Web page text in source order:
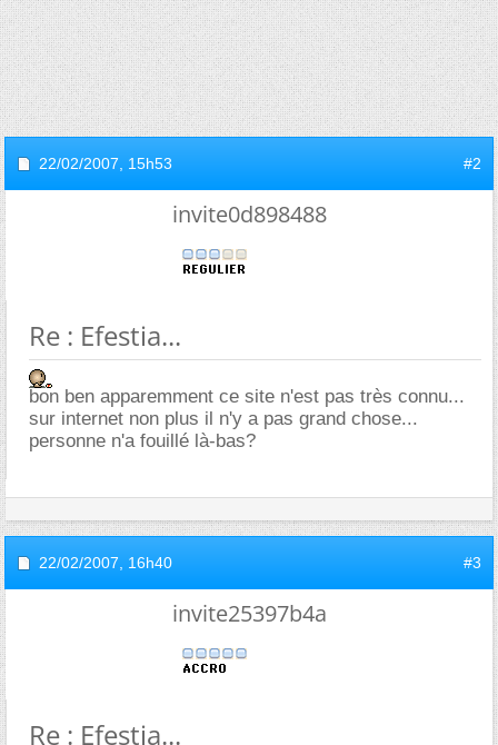
22/02/2007, 15h53 #2
invite0d898488
Re : Efestia...
bon ben apparemment ce site n'est pas très connu...
sur internet non plus il n'y a pas grand chose...
personne n'a fouillé là-bas?
22/02/2007, 16h40 #3
invite25397b4a
Re : Efestia...